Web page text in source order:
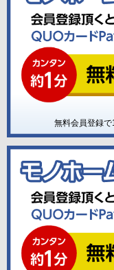
無料会員登録で